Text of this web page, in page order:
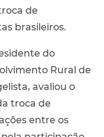
de
brasileiros.
do
Rural de
avaliou o
troca de
entre os